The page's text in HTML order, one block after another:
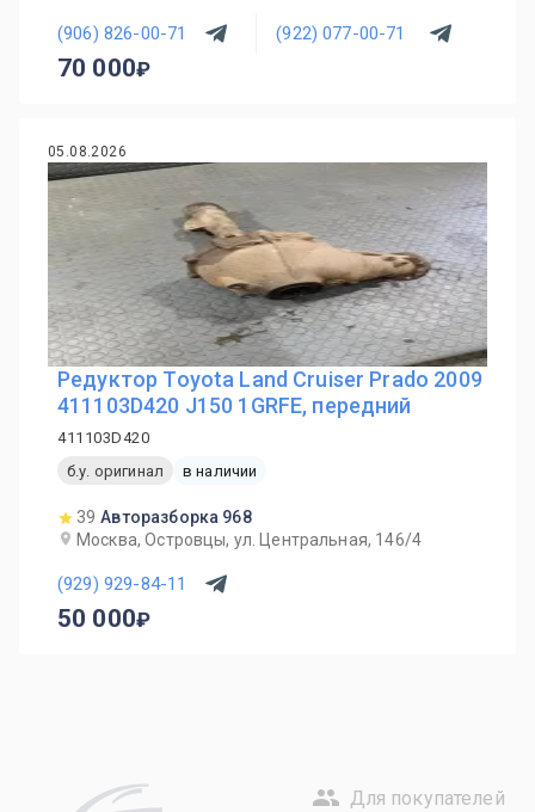
(906) 826-00-71 (922) 077-00-71
70 000
05.08.2026
Редуктор Toyota Land Cruiser Prado 2009
411103D420 J150 1GRFE, передний
411103D420
б.у. оригинал
в наличии
39 Авторазборка 968
Москва, Островцы, ул. Центральная, 146/4
(929) 929-84-11
50 000
Для покупателей